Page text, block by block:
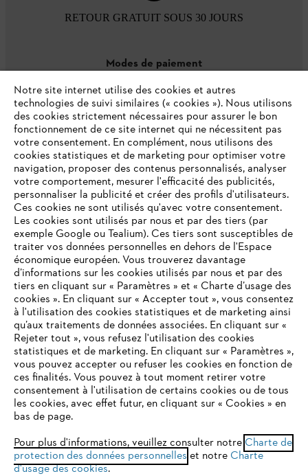
RETOUR GRATUIT SOUS 30 JOURS
Modes de paiement
L'Entreprise
Questions / Réponses
Service
Conditions Générales de Vente
Mentions légales Cookies
VOTRE NAVIGATEUR INTERNET
N'EST PLUS PRIS EN CHARGE
Vous utilisez un navigateur Internet que nous ne prenons plus
en charge, et certaines fonctionnalités de notre site ne
peuvent fonctionner correctement. Pour une utilisation
optimale de notre site, nous vous recommandons de passer à
l'un des navigateurs suivants :
Notre site internet utilise des cookies et autres
technologies de suivi similaires (« cookies »). Nous utilisons
des cookies strictement nécessaires pour assurer le bon
fonctionnement de ce site internet qui ne nécessitent pas
votre consentement. En complément, nous utilisons des
cookies statistiques et de marketing pour optimiser votre
navigation, proposer des contenus personnalisés, analyser
votre comportement, mesurer l'efficacité des publicités,
personnaliser la publicité et créer des profils d'utilisateurs.
Ces cookies ne sont utilisés qu'avec votre consentement.
Les cookies sont utilisés par nous et par des tiers (par
exemple Google ou Tealium). Ces tiers sont susceptibles de
traiter vos données personnelles en dehors de l'Espace
économique européen. Vous trouverez davantage
d’informations sur les cookies utilisés par nous et par des
tiers en cliquant sur « Paramètres » et « Charte d’usage des
cookies ». En cliquant sur « Accepter tout », vous consentez
à l'utilisation des cookies statistiques et de marketing ainsi
qu’aux traitements de données associées. En cliquant sur «
Rejeter tout », vous refusez l'utilisation des cookies
statistiques et de marketing. En cliquant sur « Paramètres »,
vous pouvez accepter ou refuser les cookies en fonction de
ces finalités. Vous pouvez à tout moment retirer votre
consentement à l'utilisation de certains cookies ou de tous
les cookies, avec effet futur, en cliquant sur « Cookies » en
bas de page.
Pour plus d'informations, veuillez consulter notre Charte de
protection des données personnelles et notre Charte
d'usage des cookies.